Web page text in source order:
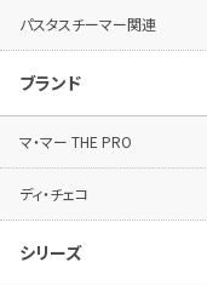
パスタスチーマー関連
ブランド
マ・マー THE PRO
ディ・チェコ
シリーズ